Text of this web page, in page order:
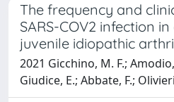
The frequency and
SARS-COV2 infection
juvenile idiopathic
2021 Gicchino, M. F.;
Giudice, E.; Abbate, F.;